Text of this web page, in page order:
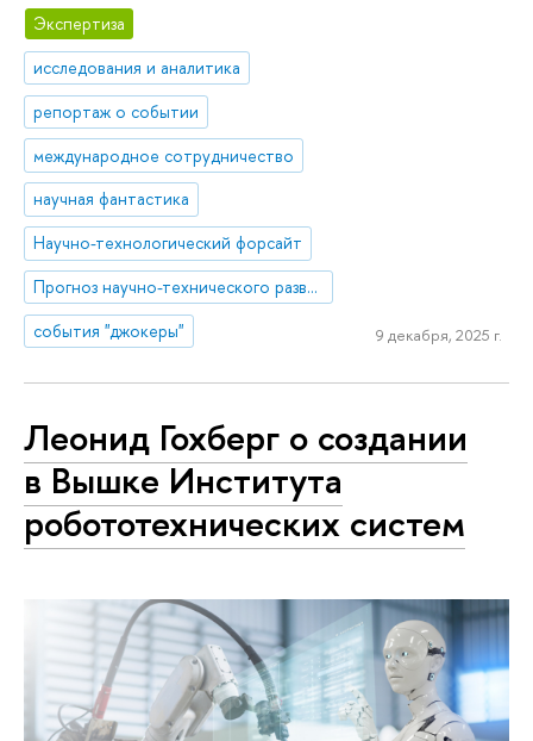
Экспертиза
исследования и аналитика
репортаж о событии
международное сотрудничество
научная фантастика
Научно-технологический форсайт
Прогноз научно-технического развития
события "джокеры"
9 декабря, 2025 г.
Леонид Гохберг о создании
в Вышке Института
робототехнических систем